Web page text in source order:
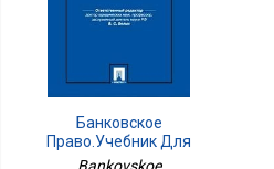
Банковское
Право.Учебник Для
Бакалавров
Bankovskoe